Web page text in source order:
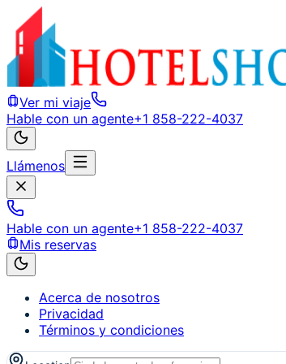
Ver mi viaje
Hable con un agente+1 858-222-4037
Llámenos
Hable con un agente+1 858-222-4037
Mis reservas
Acerca de nosotros
Privacidad
Términos y condiciones